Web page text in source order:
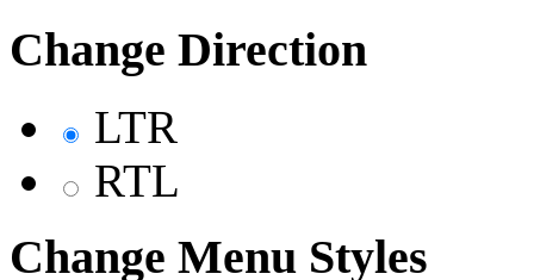
Change Direction
LTR
RTL
Change Menu Styles